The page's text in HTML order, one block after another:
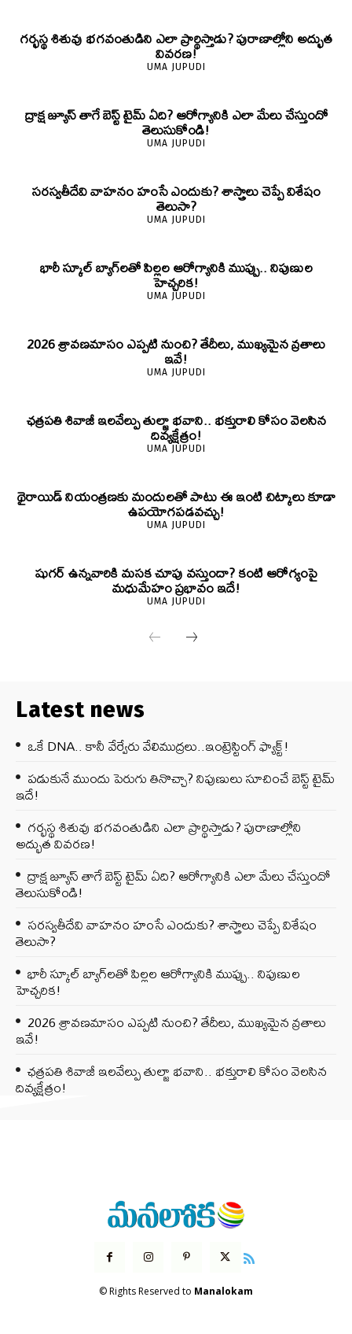
గర్భస్థ శిశువు భగవంతుడిని ఎలా ప్రార్థిస్తాడు? పురాణాల్లోని అద్భుత
వివరణ!
UMA JUPUDI
ద్రాక్ష జ్యూస్ తాగే బెస్ట్ టైమ్ ఏది? ఆరోగ్యానికి ఎలా మేలు చేస్తుందో
తెలుసుకోండి!
UMA JUPUDI
సరస్వతీదేవి వాహనం హంసే ఎందుకు? శాస్త్రాలు చెప్పే విశేషం
తెలుసా?
UMA JUPUDI
భారీ స్కూల్ బ్యాగ్‌లతో పిల్లల ఆరోగ్యానికి ముప్పు.. నిపుణుల
హెచ్చరిక!
UMA JUPUDI
2026 శ్రావణమాసం ఎప్పటి నుంచి? తేదీలు, ముఖ్యమైన వ్రతాలు
ఇవే!
UMA JUPUDI
ఛత్రపతి శివాజీ ఇలవేల్పు తుల్జా భవాని.. భక్తురాలి కోసం వెలసిన
దివ్యక్షేత్రం!
UMA JUPUDI
థైరాయిడ్ నియంత్రణకు మందులతో పాటు ఈ ఇంటి చిట్కాలు కూడా
ఉపయోగపడవచ్చు!
UMA JUPUDI
షుగర్ ఉన్నవారికి మసక చూపు వస్తుందా? కంటి ఆరోగ్యంపై
మధుమేహం ప్రభావం ఇదే!
UMA JUPUDI
Latest news
ఒకే DNA.. కానీ వేర్వేరు వేలిముద్రలు..ఇంట్రెస్టింగ్ ఫ్యాక్ట్!
పడుకునే ముందు పెరుగు తినొచ్చా? నిపుణులు సూచించే బెస్ట్ టైమ్
ఇదే!
గర్భస్థ శిశువు భగవంతుడిని ఎలా ప్రార్థిస్తాడు? పురాణాల్లోని
అద్భుత వివరణ!
ద్రాక్ష జ్యూస్ తాగే బెస్ట్ టైమ్ ఏది? ఆరోగ్యానికి ఎలా మేలు చేస్తుందో
తెలుసుకోండి!
సరస్వతీదేవి వాహనం హంసే ఎందుకు? శాస్త్రాలు చెప్పే విశేషం
తెలుసా?
భారీ స్కూల్ బ్యాగ్‌లతో పిల్లల ఆరోగ్యానికి ముప్పు.. నిపుణుల
హెచ్చరిక!
2026 శ్రావణమాసం ఎప్పటి నుంచి? తేదీలు, ముఖ్యమైన వ్రతాలు
ఇవే!
ఛత్రపతి శివాజీ ఇలవేల్పు తుల్జా భవాని.. భక్తురాలి కోసం వెలసిన
దివ్యక్షేత్రం!
© Rights Reserved to Manalokam